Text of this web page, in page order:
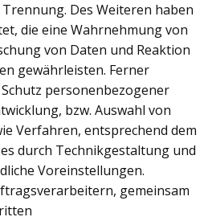
Des Weiteren haben
die eine Wahrnehmung von
von Daten und Reaktion
gewährleisten. Ferner
personenbezogener
bzw. Auswahl von
Verfahren, entsprechend dem
durch Technikgestaltung und
Voreinstellungen.
gemeinsam